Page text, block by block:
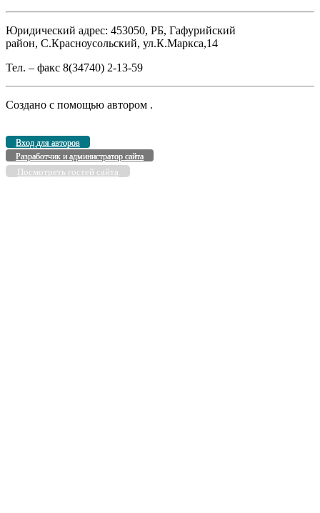
Юридический адрес: 453050, РБ, Гафурийский
район, С.Красноусольский, ул.К.Маркса,14
Тел. – факс 8(34740) 2-13-59
Создано с помощью автором .
Вход для авторов
Разработчик и администратор сайта
Посмотреть гостей сайта